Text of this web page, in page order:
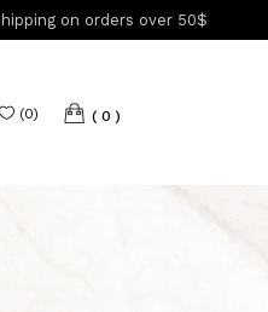
on orders over 50$
(0) 0